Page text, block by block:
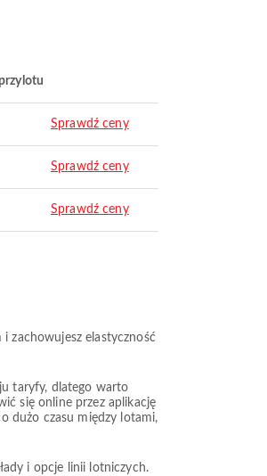
Sprawdź ceny
Sprawdź ceny
Sprawdź ceny
zachowujesz elastyczność
taryfy, dlatego warto
się online przez aplikację
dużo czasu między lotami,
i opcje linii lotniczych.